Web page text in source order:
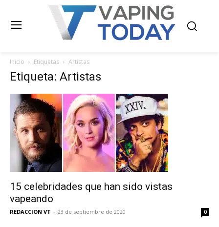
Inicio Etiquetas Artistas
Etiqueta: Artistas
15 celebridades que han sido vistas
vapeando
REDACCION VT - 23 de septiembre de 2020 0